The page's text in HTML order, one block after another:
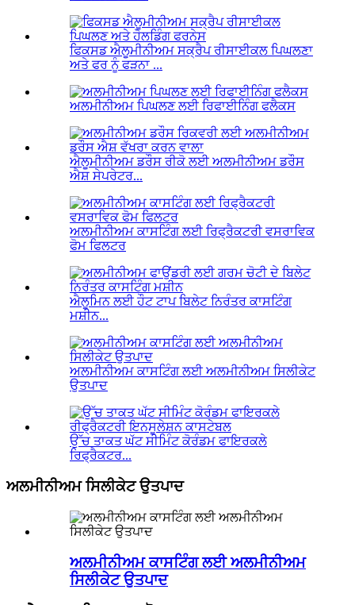
ਫਿਕਸਡ ਐਲੂਮੀਨੀਅਮ ਸਕ੍ਰੈਪ ਰੀਸਾਈਕਲ ਪਿਘਲਣਾ
ਅਤੇ ਫਰ ਨੂੰ ਫੜਨਾ ...
ਅਲਮੀਨੀਅਮ ਪਿਘਲਣ ਲਈ ਰਿਫਾਈਨਿੰਗ ਫਲੈਕਸ
ਐਲੂਮੀਨੀਅਮ ਡਰੌਸ ਰੀਕੋ ਲਈ ਅਲਮੀਨੀਅਮ ਡਰੌਸ
ਐਸ਼ ਸੇਪਰੇਟਰ...
ਅਲਮੀਨੀਅਮ ਕਾਸਟਿੰਗ ਲਈ ਰਿਫ੍ਰੈਕਟਰੀ ਵਸਰਾਵਿਕ
ਫੋਮ ਫਿਲਟਰ
ਐਲੂਮਿਨ ਲਈ ਹੌਟ ਟਾਪ ਬਿਲੇਟ ਨਿਰੰਤਰ ਕਾਸਟਿੰਗ
ਮਸ਼ੀਨ...
ਅਲਮੀਨੀਅਮ ਕਾਸਟਿੰਗ ਲਈ ਅਲਮੀਨੀਅਮ ਸਿਲੀਕੇਟ
ਉਤਪਾਦ
ਉੱਚ ਤਾਕਤ ਘੱਟ ਸੀਮਿੰਟ ਕੋਰੰਡਮ ਫਾਇਰਕਲੇ
ਰਿਫ੍ਰੈਕਟਰ...
ਅਲਮੀਨੀਅਮ ਸਿਲੀਕੇਟ ਉਤਪਾਦ
ਅਲਮੀਨੀਅਮ ਕਾਸਟਿੰਗ ਲਈ ਅਲਮੀਨੀਅਮ
ਸਿਲੀਕੇਟ ਉਤਪਾਦ